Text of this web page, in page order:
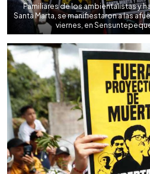
Familiares de los ambientalistas y
Santa Marta, se manifiestaron a las
viernes, en